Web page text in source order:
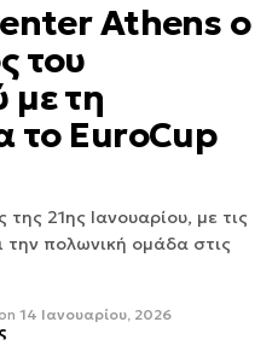
Athens ο
του
με τη
το EuroCup
21ης Ιανουαρίου, με τις
την πολωνική ομάδα στις
on 14 Ιανουαρίου, 2026